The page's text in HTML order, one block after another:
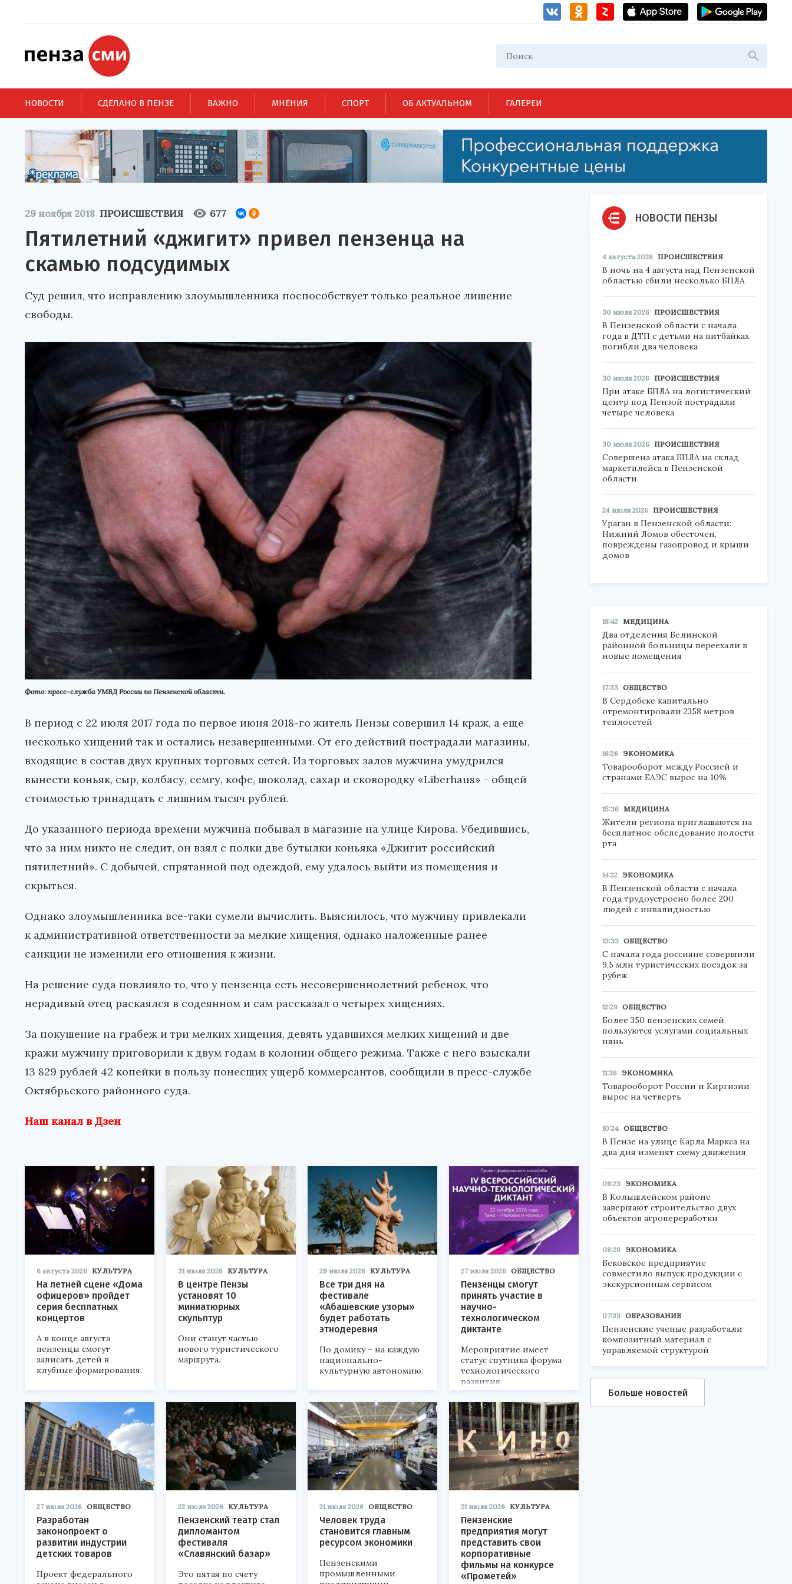
НОВОСТИ СДЕЛАНО В ПЕНЗЕ ВАЖНО МНЕНИЯ СПОРТ ОБ АКТУАЛЬНОМ ГАЛЕРЕИ
29 ноября 2018 ПРОИСШЕСТВИЯ 677
Пятилетний «джигит» привел пензенца на
скамью подсудимых
Суд решил, что исправлению злоумышленника поспособствует только реальное лишение
свободы.
Фото: пресс-служба УМВД России по Пензенской области.
В период с 22 июля 2017 года по первое июня 2018-го житель Пензы совершил 14 краж, а еще
несколько хищений так и остались незавершенными. От его действий пострадали магазины,
входящие в состав двух крупных торговых сетей. Из торговых залов мужчина умудрился
вынести коньяк, сыр, колбасу, семгу, кофе, шоколад, сахар и сковородку «Liberhaus» - общей
стоимостью тринадцать с лишним тысяч рублей.
До указанного периода времени мужчина побывал в магазине на улице Кирова. Убедившись,
что за ним никто не следит, он взял с полки две бутылки коньяка «Джигит российский
пятилетний». С добычей, спрятанной под одеждой, ему удалось выйти из помещения и
скрыться.
Однако злоумышленника все-таки сумели вычислить. Выяснилось, что мужчину привлекали
к административной ответственности за мелкие хищения, однако наложенные ранее
санкции не изменили его отношения к жизни.
На решение суда повлияло то, что у пензенца есть несовершеннолетний ребенок, что
нерадивый отец раскаялся в содеянном и сам рассказал о четырех хищениях.
За покушение на грабеж и три мелких хищения, девять удавшихся мелких хищений и две
кражи мужчину приговорили к двум годам в колонии общего режима. Также с него взыскали
13 829 рублей 42 копейки в пользу понесших ущерб коммерсантов, сообщили в пресс-службе
Октябрьского районного суда.
Наш канал в Дзен
6 августа 2026 КУЛЬТУРА
На летней сцене «Дома
офицеров» пройдет
серия бесплатных
концертов
А в конце августа
пензенцы смогут
записать детей в
клубные формирования.
31 июля 2026 КУЛЬТУРА
В центре Пензы
установят 10
миниатюрных
скульптур
Они станут частью
нового туристического
маршрута.
29 июля 2026 КУЛЬТУРА
Все три дня на
фестивале
«Абашевские узоры»
будет работать
этнодеревня
По домику – на каждую
национально-
культурную автономию.
27 июля 2026 ОБЩЕСТВО
Пензенцы смогут
принять участие в
научно-
технологическом
диктанте
Мероприятие имеет
статус спутника форума
технологического
развития
«Технопром-2026».
27 июля 2026 ОБЩЕСТВО
Разработан
законопроект о
развитии индустрии
детских товаров
Проект федерального
22 июля 2026 КУЛЬТУРА
Пензенский театр стал
дипломантом
фестиваля
«Славянский базар»
Это пятая по счету
21 июля 2026 ОБЩЕСТВО
Человек труда
становится главным
ресурсом экономики
Пензенскими
промышленными
21 июля 2026 КУЛЬТУРА
Пензенские
предприятия могут
представить свои
корпоративные
фильмы на конкурсе
«Прометей»
НОВОСТИ ПЕНЗЫ
4 августа 2026 ПРОИСШЕСТВИЯ
В ночь на 4 августа над Пензенской
областью сбили несколько БПЛА
30 июля 2026 ПРОИСШЕСТВИЯ
В Пензенской области с начала
года в ДТП с детьми на питбайках
погибли два человека
30 июля 2026 ПРОИСШЕСТВИЯ
При атаке БПЛА на логистический
центр под Пензой пострадали
четыре человека
30 июля 2026 ПРОИСШЕСТВИЯ
Совершена атака БПЛА на склад
маркетплейса в Пензенской
области
24 июля 2026 ПРОИСШЕСТВИЯ
Ураган в Пензенской области:
Нижний Ломов обесточен,
повреждены газопровод и крыши
домов
18:42 МЕДИЦИНА
Два отделения Белинской
районной больницы переехали в
новые помещения
17:33 ОБЩЕСТВО
В Сердобске капитально
отремонтировали 2358 метров
теплосетей
16:26 ЭКОНОМИКА
Товарооборот между Россией и
странами ЕАЭС вырос на 10%
15:36 МЕДИЦИНА
Жители региона приглашаются на
бесплатное обследование полости
рта
14:22 ЭКОНОМИКА
В Пензенской области с начала
года трудоустроено более 200
людей с инвалидностью
13:33 ОБЩЕСТВО
С начала года россияне совершили
9,5 млн туристических поездок за
рубеж
12:29 ОБЩЕСТВО
Более 350 пензенских семей
пользуются услугами социальных
нянь
11:36 ЭКОНОМИКА
Товарооборот России и Киргизии
вырос на четверть
10:24 ОБЩЕСТВО
В Пензе на улице Карла Маркса на
два дня изменят схему движения
09:23 ЭКОНОМИКА
В Колышлейском районе
завершают строительство двух
объектов агропереработки
08:28 ЭКОНОМИКА
Бековское предприятие
совместило выпуск продукции с
экскурсионным сервисом
07:33 ОБРАЗОВАНИЕ
Пензенские ученые разработали
композитный материал с
управляемой структурой
Больше новостей